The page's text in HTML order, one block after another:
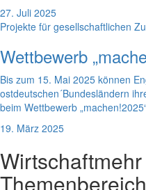
27. Juli 2025
Projekte für gesellschaftlichen
Wettbewerb
Bis zum 15. Mai 2025 können
ostdeutschen´Bundesländern
beim Wettbewerb
19. März 2025
Wirtschaft
Themenbereich